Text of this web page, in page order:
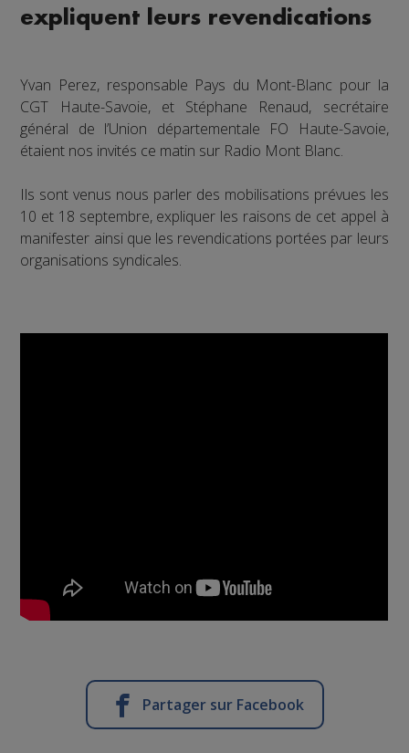
expliquent leurs revendications
Yvan Perez, responsable Pays du Mont-Blanc pour la
CGT Haute-Savoie, et Stéphane Renaud, secrétaire
général de l’Union départementale FO Haute-Savoie,
étaient nos invités ce matin sur Radio Mont Blanc.
Ils sont venus nous parler des mobilisations prévues les
10 et 18 septembre, expliquer les raisons de cet appel à
manifester ainsi que les revendications portées par leurs
organisations syndicales.
Partager sur Facebook